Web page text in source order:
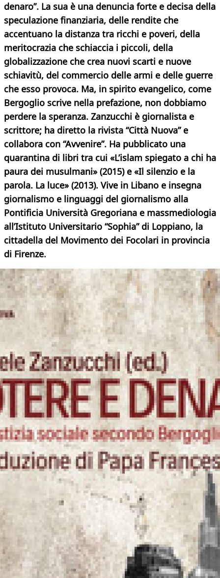
denaro”. La sua è una denuncia forte e decisa della
speculazione finanziaria, delle rendite che
accentuano la distanza tra ricchi e poveri, della
meritocrazia che schiaccia i piccoli, della
globalizzazione che crea nuovi scarti e nuove
schiavitù, del commercio delle armi e delle guerre
che esso provoca. Ma, in spirito evangelico, come
Bergoglio scrive nella prefazione, non dobbiamo
perdere la speranza. Zanzucchi è giornalista e
scrittore; ha diretto la rivista “Città Nuova” e
collabora con “Avvenire”. Ha pubblicato una
quarantina di libri tra cui «L’islam spiegato a chi ha
paura dei musulmani» (2015) e «Il silenzio e la
parola. La luce» (2013). Vive in Libano e insegna
giornalismo e linguaggi del giornalismo alla
Pontificia Università Gregoriana e massmediologia
all’Istituto Universitario “Sophia” di Loppiano, la
cittadella del Movimento dei Focolari in provincia
di Firenze.